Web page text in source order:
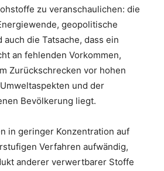
zu veranschaulichen: die
geopolitische
die Tatsache, dass ein
an fehlenden Vorkommen,
Zurückschrecken vor hohen
und der
Bevölkerung liegt.
in geringer Konzentration auf
Verfahren aufwändig,
anderer verwertbarer Stoffe